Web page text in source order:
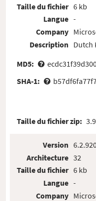
Taille du fichier
Langue
Company
Description
6 kb
-
Dutch
MD5:
SHA-1:
Taille du fichier zip:
Version
Architecture
Taille du fichier
Langue
Company
32
6 kb
-